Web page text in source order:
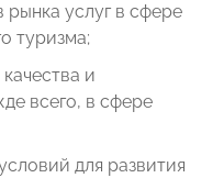
рынка услуг в сфере
туризма;
и
всего, в сфере
для развития